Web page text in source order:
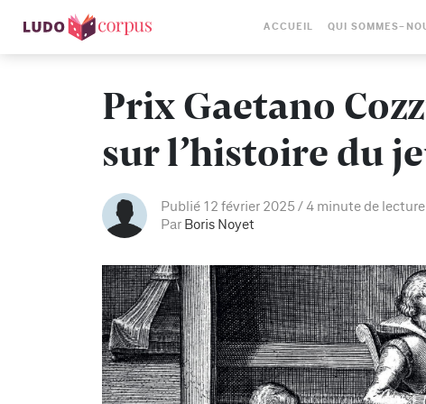
ACCUEIL QUI SOMMES-
Prix Gaetano
sur l’histoire du
Publié 12 février 2025
4 minute de lecture
Par Boris Noyet